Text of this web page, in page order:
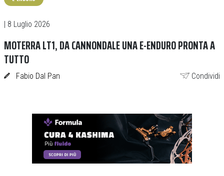
| 8 Luglio 2026
MOTERRA LT1, DA CANNONDALE UNA E-ENDURO PRONTA A
TUTTO
Fabio Dal Pan Condividi